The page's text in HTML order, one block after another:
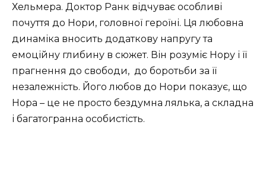
Хельмера. Доктор Ранк відчуває особливі
почуття до Нори, головної героїні. Ця любовна
динаміка вносить додаткову напругу та
емоційну глибину в сюжет. Він розуміє Нору і її
прагнення до свободи, до боротьби за її
незалежність. Його любов до Нори показує, що
Нора – це не просто бездумна лялька, а складна
і багатогранна особистість.